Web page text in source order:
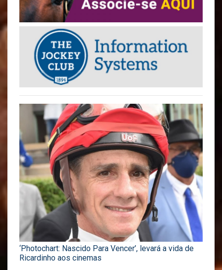
‘Photochart: Nascido Para Vencer’, levará a vida de
Ricardinho aos cinemas